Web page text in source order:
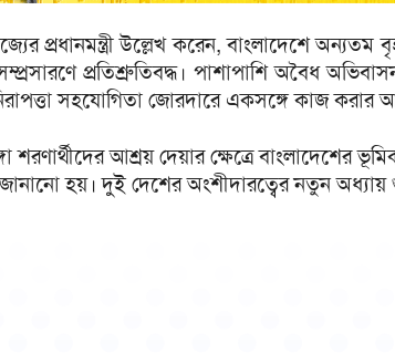
প্রধানমন্ত্রী উল্লেখ করেন, বাংলাদেশে অন্যতম
প্রতিশ্রুতিবদ্ধ। পাশাপাশি অবৈধ
সহযোগিতা জোরদারে একসঙ্গে কাজ করার
শরণার্থীদের আশ্রয় দেয়ার ক্ষেত্রে বাংলাদেশের
হয়। দুই দেশের অংশীদারত্বের নতুন